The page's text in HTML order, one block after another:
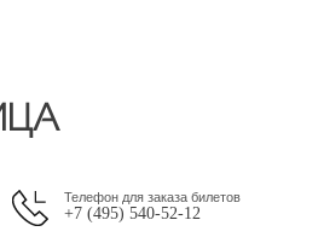
Телефон для заказа билетов
+7 (495) 540-52-12